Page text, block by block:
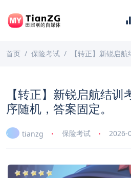
首页 保险考试 【转正】新锐启航结训考
【转正】新锐启航结
序随机，答案固定。
tianzg 保险考试 2026-